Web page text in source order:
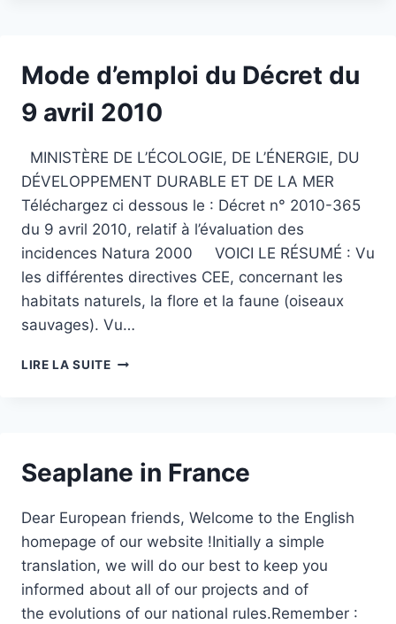
Mode d’emploi du Décret du
9 avril 2010
MINISTÈRE DE L’ÉCOLOGIE, DE L’ÉNERGIE, DU
DÉVELOPPEMENT DURABLE ET DE LA MER
Téléchargez ci dessous le : Décret n° 2010-365
du 9 avril 2010, relatif à l’évaluation des
incidences Natura 2000 VOICI LE RÉSUMÉ : Vu
les différentes directives CEE, concernant les
habitats naturels, la flore et la faune (oiseaux
sauvages). Vu…
LIRE LA SUITEMODE
AVRIL
Seaplane in France
Dear European friends, Welcome to the English
homepage of our website !Initially a simple
translation, we will do our best to keep you
informed about all of our projects and of
the evolutions of our national rules.Remember :